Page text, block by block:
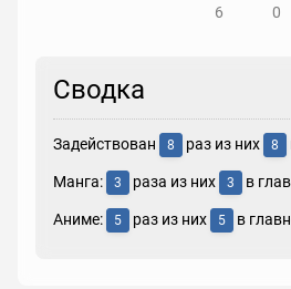
6 0
Сводка
Задействован 8 раз из них 8
Манга: 3 раза из них 3 в
Аниме: 5 раз из них 5 в